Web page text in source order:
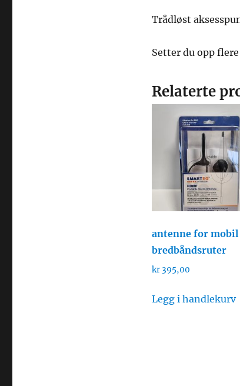
Trådløst
Setter du opp
Relaterte
antenne for mobil
bredbåndsruter
kr395,00
Legg i handlekurv